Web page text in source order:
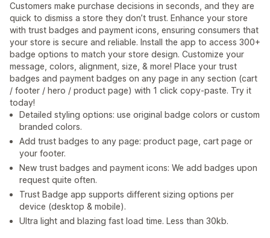
Customers make purchase decisions in seconds, and they are
quick to dismiss a store they don’t trust. Enhance your store
with trust badges and payment icons, ensuring consumers that
your store is secure and reliable. Install the app to access 300+
badge options to match your store design. Customize your
message, colors, alignment, size, & more! Place your trust
badges and payment badges on any page in any section (cart
/ footer / hero / product page) with 1 click copy-paste. Try it
today!
Detailed styling options: use original badge colors or custom
branded colors.
Add trust badges to any page: product page, cart page or
your footer.
New trust badges and payment icons: We add badges upon
request quite often.
Trust Badge app supports different sizing options per
device (desktop & mobile).
Ultra light and blazing fast load time. Less than 30kb.